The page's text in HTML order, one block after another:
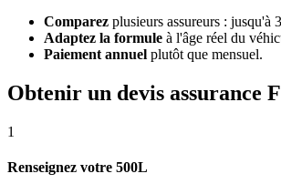
Comparez plusieurs assureurs : jusqu'à
Adaptez la formule à l'âge réel du
Paiement annuel plutôt que mensuel.
Obtenir un devis assurance
1
Renseignez votre 500L